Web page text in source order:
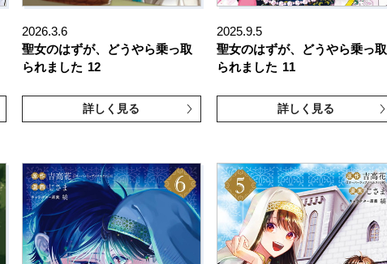
2026.3.6
聖女のはずが、どうやら乗っ取
られました 12
詳しく見る
2025.9.5
聖女のはずが、どうやら乗っ取
られました 11
詳しく見る